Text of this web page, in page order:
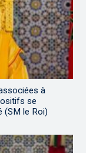
à
se
(SM le Roi)